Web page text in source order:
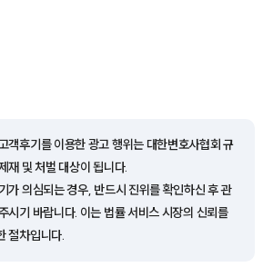
법률정보
법률지식인
고객후기
업무분야
객후기를 이용한 광고 행위는 대한변호사협회 규
재 및 처벌 대상이 됩니다.
가 의심되는 경우, 반드시 진위를 확인하신 후 관
시기 바랍니다. 이는 법률 서비스 시장의 신뢰를
절차입니다.